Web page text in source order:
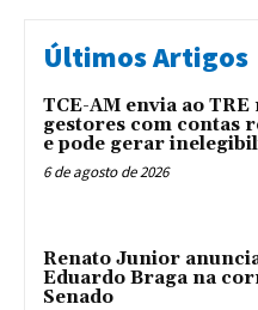
Últimos Artigos
TCE-AM envia ao TRE
gestores com contas
e pode gerar
6 de agosto de 2026
Renato Junior
Eduardo Braga na
Senado